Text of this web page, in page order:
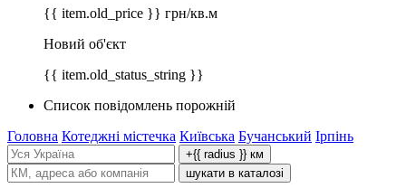
{{ item.old_price }} грн/кв.м
Новий об'єкт
{{ item.old_status_string }}
Список повідомлень порожній
Головна Котеджні містечка Київська Бучанський Ірпінь
+{{ radius }} км
шукати в каталозі